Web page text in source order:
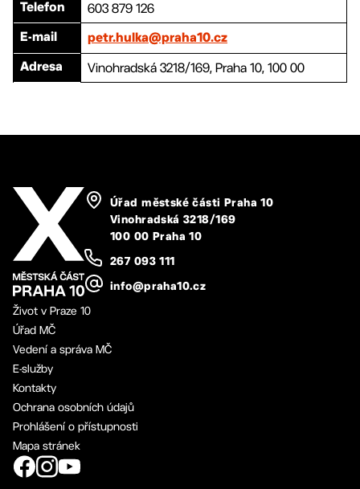
Telefon 603 879 126
E-mail petr.hulka@praha10.cz
Adresa Vinohradská 3218/169, Praha 10, 100 00
Úřad městské části Praha 10
Vinohradská 3218/169
100 00 Praha 10
267 093 111
info@praha10.cz
Život v Praze 10
Úřad MČ
Vedení a správa MČ
E-služby
Kontakty
Ochrana osobních údajů
Prohlášení o přístupnosti
Mapa stránek